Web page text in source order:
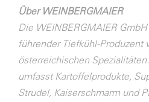
Über WEINBERGMAIER
Die WEINBERGMAIER
führender Tiefkühl-Produzent
österreichischen
umfasst Kartoffelprodukte,
Strudel, Kaiserschmarrn und